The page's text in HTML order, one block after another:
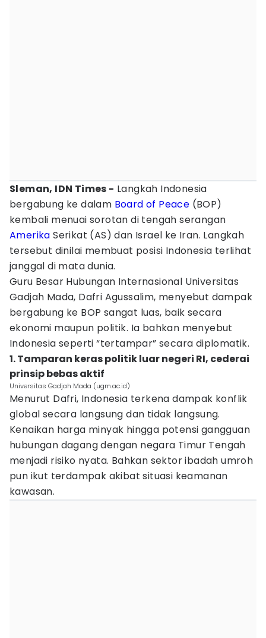
Sleman, IDN Times - Langkah Indonesia
bergabung ke dalam Board of Peace (BOP)
kembali menuai sorotan di tengah serangan
Amerika Serikat (AS) dan Israel ke Iran. Langkah
tersebut dinilai membuat posisi Indonesia terlihat
janggal di mata dunia.
Guru Besar Hubungan Internasional Universitas
Gadjah Mada, Dafri Agussalim, menyebut dampak
bergabung ke BOP sangat luas, baik secara
ekonomi maupun politik. Ia bahkan menyebut
Indonesia seperti “tertampar” secara diplomatik.
1. Tamparan keras politik luar negeri RI, cederai
prinsip bebas aktif
Universitas Gadjah Mada (ugm.ac.id)
Menurut Dafri, Indonesia terkena dampak konflik
global secara langsung dan tidak langsung.
Kenaikan harga minyak hingga potensi gangguan
hubungan dagang dengan negara Timur Tengah
menjadi risiko nyata. Bahkan sektor ibadah umroh
pun ikut terdampak akibat situasi keamanan
kawasan.